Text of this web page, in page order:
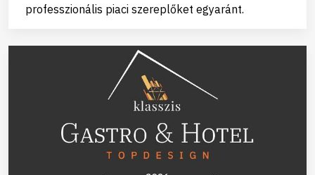
professzionális piaci szereplőket egyaránt.